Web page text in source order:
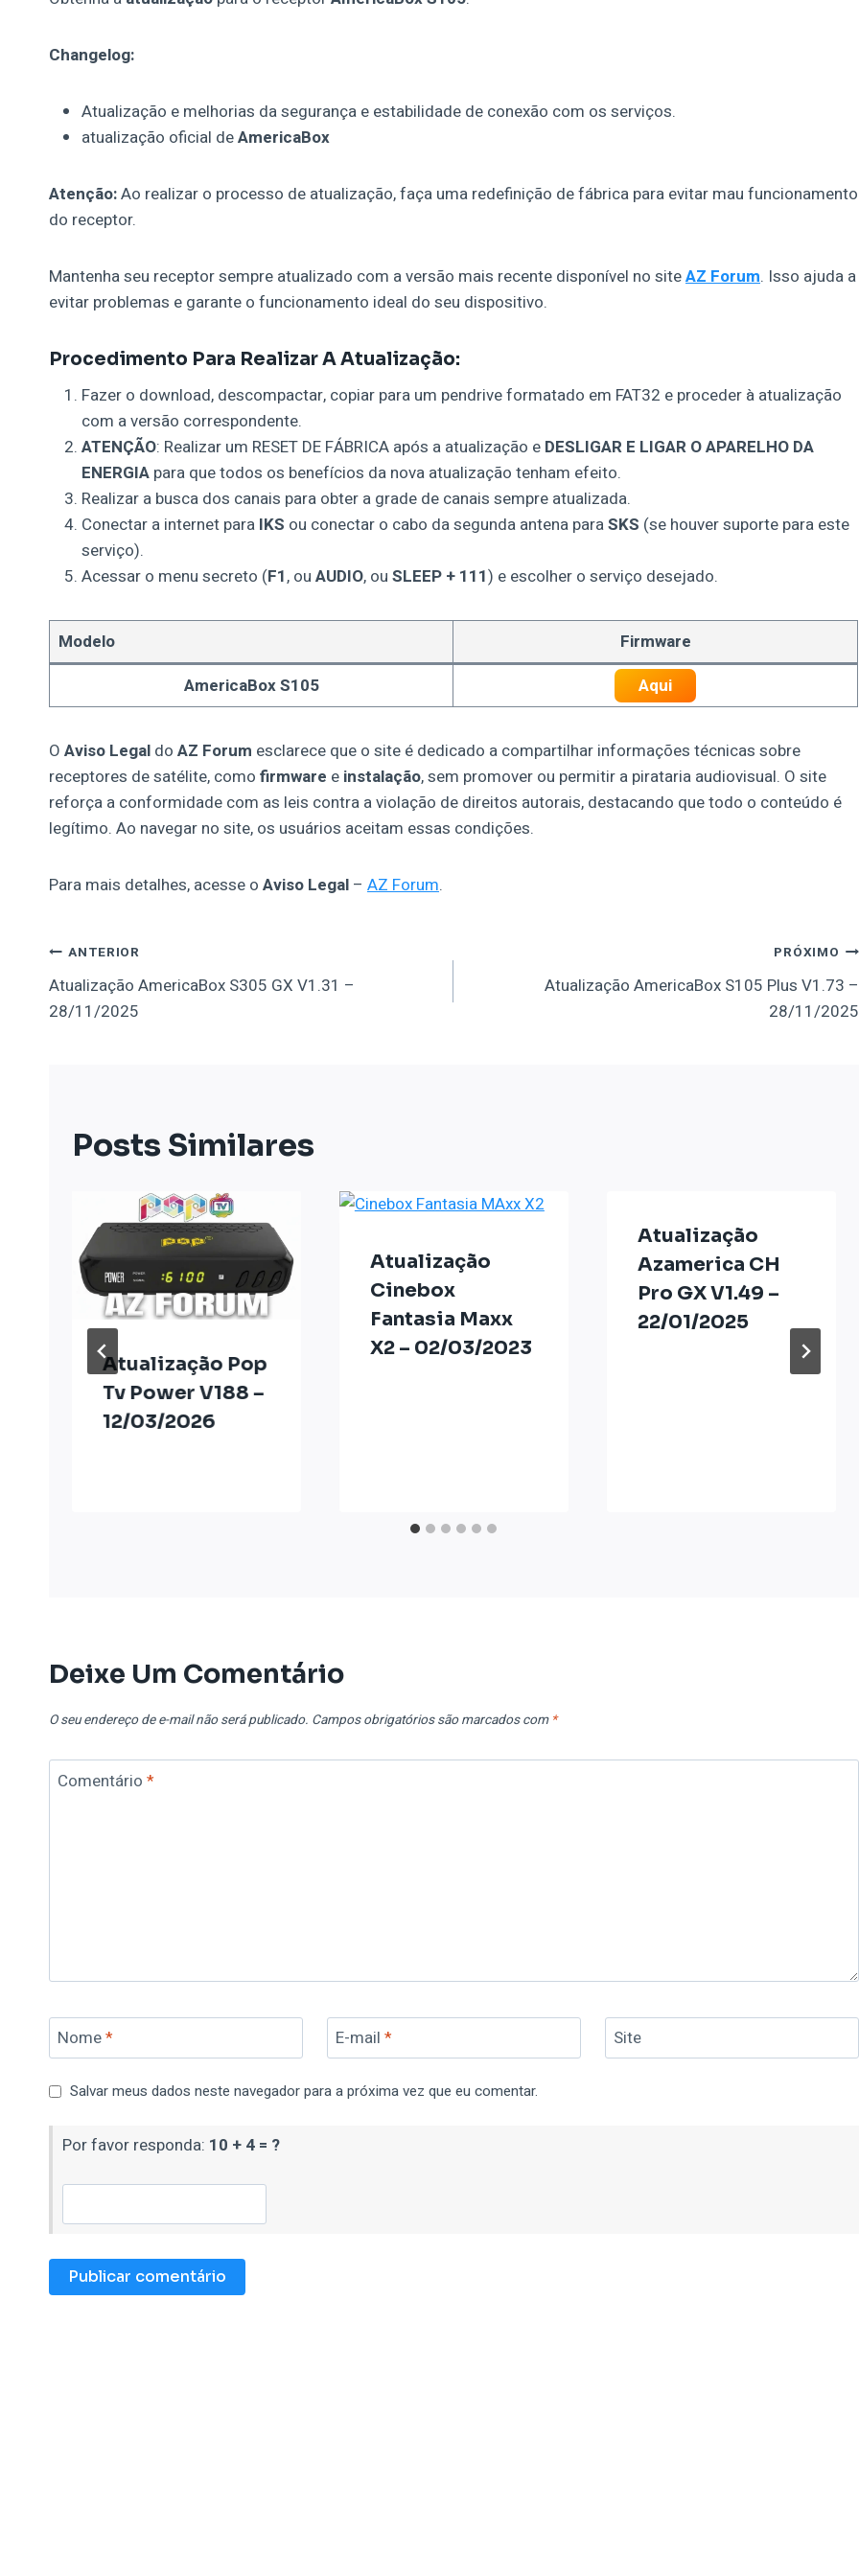
Changelog:
Atualização e melhorias da segurança e estabilidade de conexão com os serviços.
atualização oficial deAmericaBox
Atenção:Ao realizar o processo de atualização, faça uma redefinição de fábrica para evitar mau funcionamento
do receptor.
Mantenha seu receptor sempre atualizado com a versão mais recente disponível no siteAZ Forum. Isso ajuda a
evitar problemas e garante o funcionamento ideal do seu dispositivo.
Procedimento Para Realizar A Atualização:
Fazer o download, descompactar, copiar para um pendrive formatado em FAT32 e proceder à atualização
com a versão correspondente.
ATENÇÃO: Realizar um RESET DE FÁBRICA após a atualização e DESLIGAR E LIGAR O APARELHO DA
ENERGIA para que todos os benefícios da nova atualização tenham efeito.
Realizar a busca dos canais para obter a grade de canais sempre atualizada.
Conectar a internet para IKS ou conectar o cabo da segunda antena paraSKS (se houver suporte para este
serviço).
Acessar o menu secreto (F1, ou AUDIO, ou SLEEP + 111) e escolher o serviço desejado.
Modelo
Firmware
AmericaBox S105
Aqui
O Aviso Legal do AZ Forum esclarece que o site é dedicado a compartilhar informações técnicas sobre
receptores de satélite, como firmware e instalação, sem promover ou permitir a pirataria audiovisual. O site
reforça a conformidade com as leis contra a violação de direitos autorais, destacando que todo o conteúdo é
legítimo. Ao navegar no site, os usuários aceitam essas condições.
Para mais detalhes, acesse o Aviso Legal – AZ Forum.
Navegação
De
ANTERIOR
Atualização AmericaBox S305 GX V1.31 –
28/11/2025
PRÓXIMO
Atualização AmericaBox S105 Plus V1.73 –
28/11/2025
Posts Similares
Atualização Pop
Tv Power V188 –
12/03/2026
Atualização
Cinebox
Fantasia Maxx
X2 – 02/03/2023
Atualização
Azamerica CH
Pro GX V1.49 –
22/01/2025
Deixe Um Comentário
O seu endereço de e-mail não será publicado. Campos obrigatórios são marcados com *
Comentário *
Nome* E-mail * Site
Salvar meus dados neste navegador para a próxima vez que eu comentar.
Por favor responda: 10 + 4 = ?